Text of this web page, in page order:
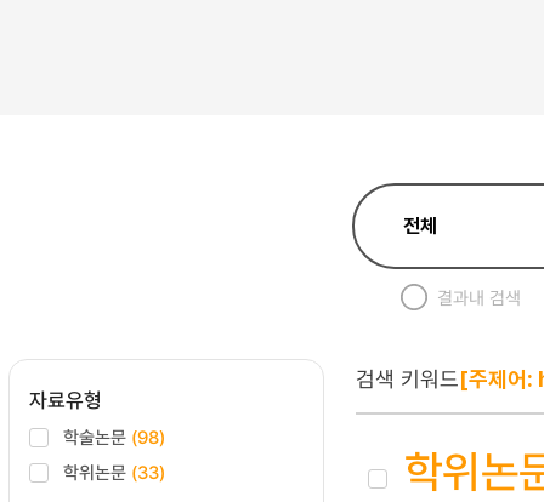
결과내 검색
자료유형
학술논문 (98)
학위논문 (33)
검색 키워드[주제어
학위논